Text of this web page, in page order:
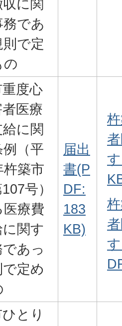
に関
であ
で定
の
度心
医療
に関
（平
杵築市
号）
療費
関す
あっ
定め
届出
書(P
DF:
183
KB)
とり